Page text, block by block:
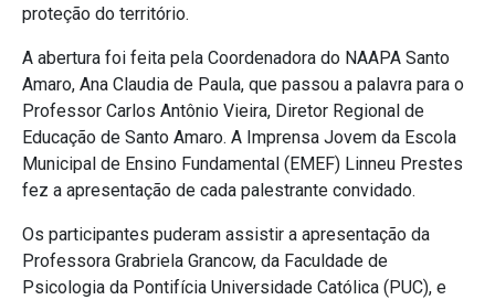
proteção do território.
A abertura foi feita pela Coordenadora do NAAPA Santo
Amaro, Ana Claudia de Paula, que passou a palavra para o
Professor Carlos Antônio Vieira, Diretor Regional de
Educação de Santo Amaro. A Imprensa Jovem da Escola
Municipal de Ensino Fundamental (EMEF) Linneu Prestes
fez a apresentação de cada palestrante convidado.
Os participantes puderam assistir a apresentação da
Professora Grabriela Grancow, da Faculdade de
Psicologia da Pontifícia Universidade Católica (PUC), e